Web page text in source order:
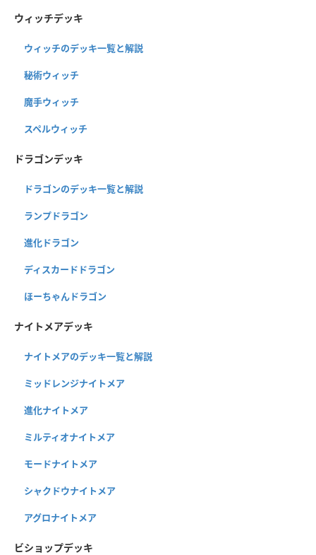
ウィッチデッキ
ウィッチのデッキ一覧と解説
秘術ウィッチ
魔手ウィッチ
スペルウィッチ
ドラゴンデッキ
ドラゴンのデッキ一覧と解説
ランプドラゴン
進化ドラゴン
ディスカードドラゴン
ほーちゃんドラゴン
ナイトメアデッキ
ナイトメアのデッキ一覧と解説
ミッドレンジナイトメア
進化ナイトメア
ミルティオナイトメア
モードナイトメア
シャクドウナイトメア
アグロナイトメア
ビショップデッキ